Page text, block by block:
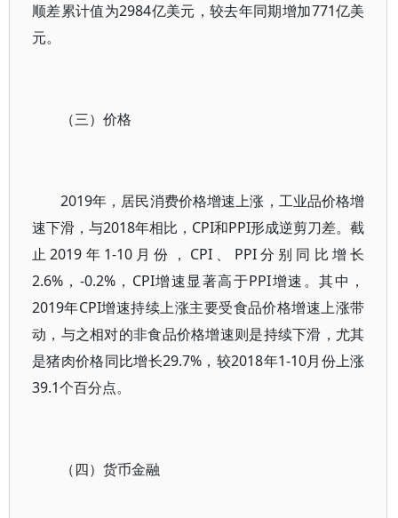
顺差累计值为2984亿美元，较去年同期增加771亿美
元。
（三）价格
2019年，居民消费价格增速上涨，工业品价格增
速下滑，与2018年相比，CPI和PPI形成逆剪刀差。截
止2019年1-10月份，CPI、PPI分别同比增长
2.6%，-0.2%，CPI增速显著高于PPI增速。其中，
2019年CPI增速持续上涨主要受食品价格增速上涨带
动，与之相对的非食品价格增速则是持续下滑，尤其
是猪肉价格同比增长29.7%，较2018年1-10月份上涨
39.1个百分点。
（四）货币金融